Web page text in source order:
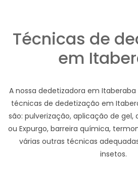
Técnicas de
em
A nossa dedetizadora em
técnicas de dedetização em
são: pulverização, aplicação de gel,
ou Expurgo, barreira química,
várias outras técnicas
insetos.